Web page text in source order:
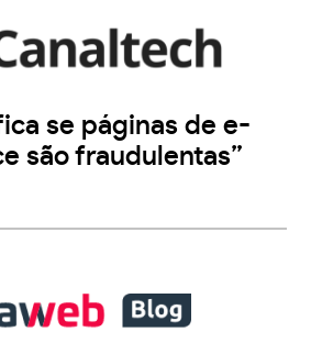
se páginas de e-
são fraudulentas”